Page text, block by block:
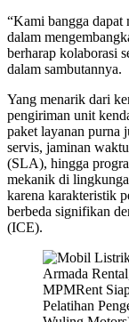
“Kami bangga
dalam
berharap kolaborasi
dalam sambutannya.
Yang menarik dari
pengiriman unit
paket layanan purna
servis, jaminan
(SLA), hingga
mekanik di
karena karakteristik
berbeda signifikan
(ICE).